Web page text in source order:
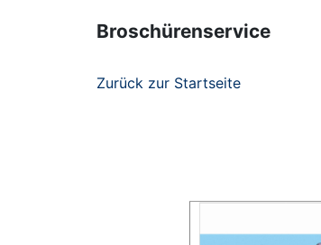
Broschürenservice
Zurück zur Startseite